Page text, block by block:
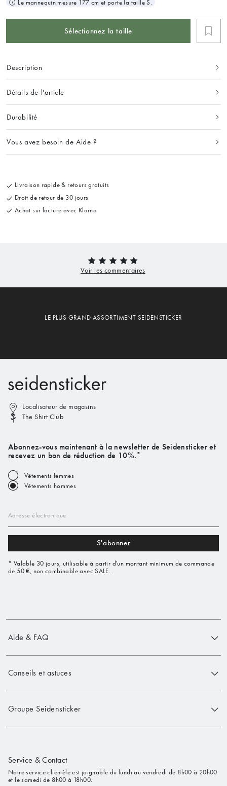
Le mannequin mesure 177 cm et porte la taille S.
Sélectionnez la taille
Description
Détails de l'article
Durabilité
Vous avez besoin de Aide ?
Livraison rapide & retours gratuits
Droit de retour de 30 jours
Achat sur facture avec Klarna
LE PLUS GRAND ASSORTIMENT SEIDENSTICKER
Localisateur de magasins
The Shirt Club
Abonnez-vous maintenant à la newsletter de Seidensticker et
recevez un bon de réduction de 10%.*
Vêtements femmes
Vêtements hommes
Adresse électronique
S'abonner
* Valable 30 jours, utilisable à partir d'un montant minimum de commande
de 50 €, non combinable avec SALE.
Aide & FAQ
Conseils et astuces
Groupe Seidensticker
Service & Contact
Notre service clientèle est joignable du lundi au vendredi de 8h00 à 20h00
et le samedi de 8h00 à 18h00.